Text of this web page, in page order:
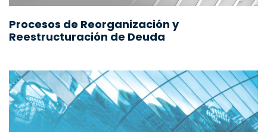
Procesos de Reorganización y
Reestructuración de Deuda